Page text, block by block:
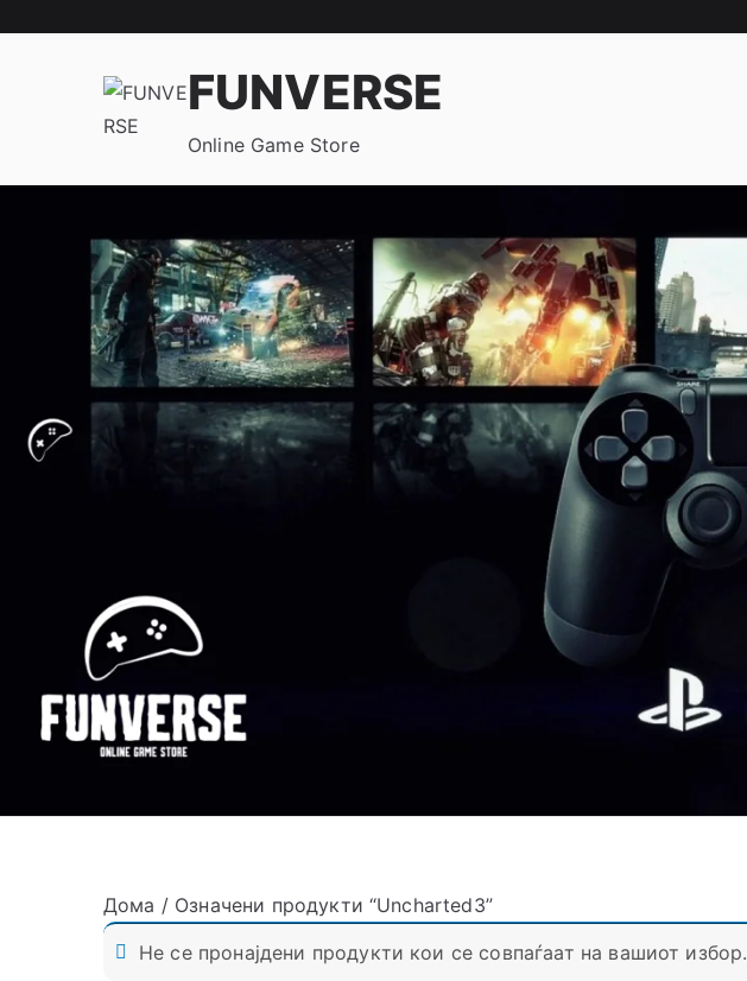
FUNVERSE
Online Game Store
Дома / Означени продукти “Uncharted3”
Не се пронајдени продукти кои се совпаѓаат на вашиот избор.